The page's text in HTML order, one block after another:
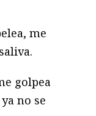
me
golpea
no se